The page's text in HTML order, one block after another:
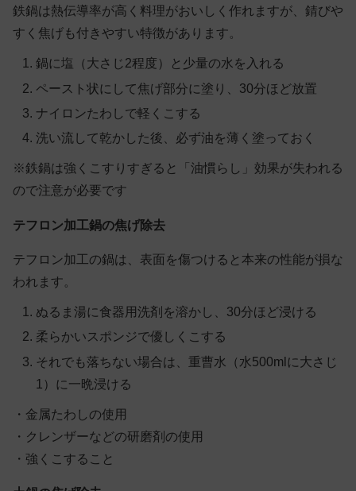
鉄鍋は熱伝導率が高く料理がおいしく作れますが、錆びや
すく焦げも付きやすい特徴があります。
鍋に塩（大さじ2程度）と少量の水を入れる
ペースト状にして焦げ部分に塗り、30分ほど放置
ナイロンたわしで軽くこする
洗い流して乾かした後、必ず油を薄く塗っておく
※鉄鍋は強くこすりすぎると「油慣らし」効果が失われる
ので注意が必要です
テフロン加工鍋の焦げ除去
テフロン加工の鍋は、表面を傷つけると本来の性能が損な
われます。
ぬるま湯に食器用洗剤を溶かし、30分ほど浸ける
柔らかいスポンジで優しくこする
それでも落ちない場合は、重曹水（水500mlに大さじ
1）に一晩浸ける
・金属たわしの使用
・クレンザーなどの研磨剤の使用
・強くこすること